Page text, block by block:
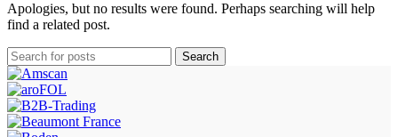
Apologies, but no results were found. Perhaps searching will help
find a related post.
Search